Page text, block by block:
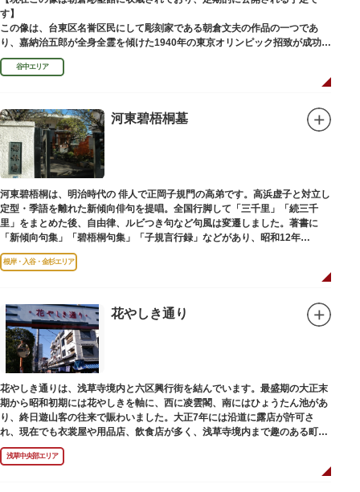
す】
この像は、台東区名誉区民にして彫刻家である朝倉文夫の作品の一つであ
り、嘉納治五郎が全身全霊を傾けた1940年の東京オリンピック招致が成功
（のちに返上）した、1936年に制作されました。
朝倉文夫は、1907～1910年ころに嘉納と知り合ったと推察されます。その
後も縁があり、嘉納の人柄や骨格などを熟知していた朝倉は、嘉納の海外出
ポーズは、嘉納の柔道家としての「不動の姿勢」を意識したと思われます。
谷中エリア
河東碧梧桐墓
河東碧梧桐は、明治時代の 俳人で正岡子規門の高弟です。高浜虚子と対立し
定型・季語を離れた新傾向俳句を提唱。全国行脚して「三千里」「続三千
里」をまとめた後、自由律、ルビつき句など句風は変遷しました。著書に
「新傾向句集」「碧梧桐句集」「子規言行録」などがあり、昭和12年
（1937）に没し、お墓は梅林寺（ばいりんじ）にあります。
根岸・入谷・金杉エリア
花やしき通り
花やしき通りは、浅草寺境内と六区興行街を結んでいます。最盛期の大正末
期から昭和初期には花やしきを軸に、西に凌雲閣、南にはひょうたん池があ
り、終日遊山客の往来で賑わいました。大正7年には沿道に露店が許可さ
れ、現在でも衣裳屋や用品店、飲食店が多く、浅草寺境内まで趣のある町並
みが続いています。
浅草中央部エリア